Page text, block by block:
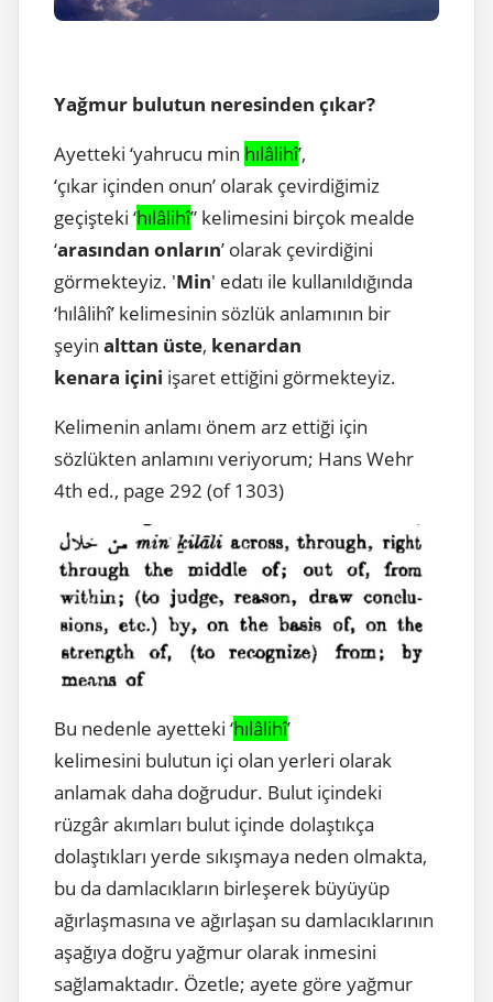
Yağmur bulutun neresinden çıkar?
Ayetteki ‘yahrucu min hılâlihî’,
‘çıkar içinden onun’ olarak çevirdiğimiz
geçişteki ‘hılâlihî’’ kelimesini birçok mealde
‘arasından onların’ olarak çevirdiğini
görmekteyiz. 'Min' edatı ile kullanıldığında
‘hılâlihî’ kelimesinin sözlük anlamının bir
şeyin alttan üste, kenardan
kenara içini işaret ettiğini görmekteyiz.
Kelimenin anlamı önem arz ettiği için
sözlükten anlamını veriyorum; Hans Wehr
4th ed., page 292 (of 1303)
Bu nedenle ayetteki ‘hılâlihî’
kelimesini bulutun içi olan yerleri olarak
anlamak daha doğrudur. Bulut içindeki
rüzgâr akımları bulut içinde dolaştıkça
dolaştıkları yerde sıkışmaya neden olmakta,
bu da damlacıkların birleşerek büyüyüp
ağırlaşmasına ve ağırlaşan su damlacıklarının
aşağıya doğru yağmur olarak inmesini
sağlamaktadır. Özetle; ayete göre yağmur